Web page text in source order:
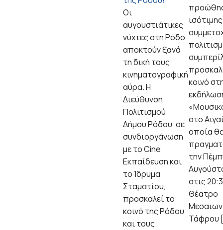
Οι
αυγουστιάτικες
νύχτες στη Ρόδο
αποκτούν ξανά
τη δική τους
κινηματογραφική
αύρα. Η
Διεύθυνση
Πολιτισμού
Δήμου Ρόδου, σε
συνδιοργάνωση
με το Cine
Εκπαίδευση και
το Ίδρυμα
Σταματίου,
προσκαλεί το
κοινό της Ρόδου
και τους
ισότιμης
κοινό
στο
οποία
την
στις
Θέατρο
Τάφρου